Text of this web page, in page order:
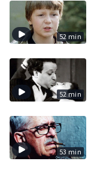
52 min
52 min
53 min